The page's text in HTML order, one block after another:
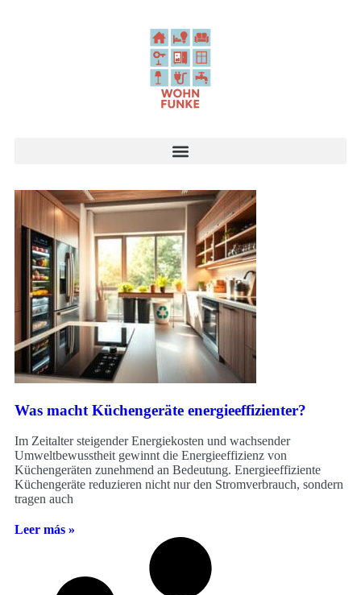
Was macht Küchengeräte energieeffizienter?
Im Zeitalter steigender Energiekosten und wachsender
Umweltbewusstheit gewinnt die Energieeffizienz von
Küchengeräten zunehmend an Bedeutung. Energieeffiziente
Küchengeräte reduzieren nicht nur den Stromverbrauch, sondern
tragen auch
Leer más »